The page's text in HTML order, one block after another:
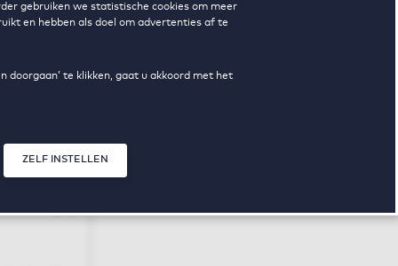
gebruiken we statistische cookies om meer
en hebben als doel om advertenties af te
doorgaan’ te klikken, gaat u akkoord met het
ZELF INSTELLEN